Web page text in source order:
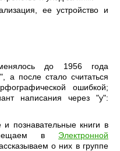
ее устройство и
до 1956 года
а после стало считаться
ошибкой;
написания через "у":
познавательные книги в
в Электронной
о них в группе